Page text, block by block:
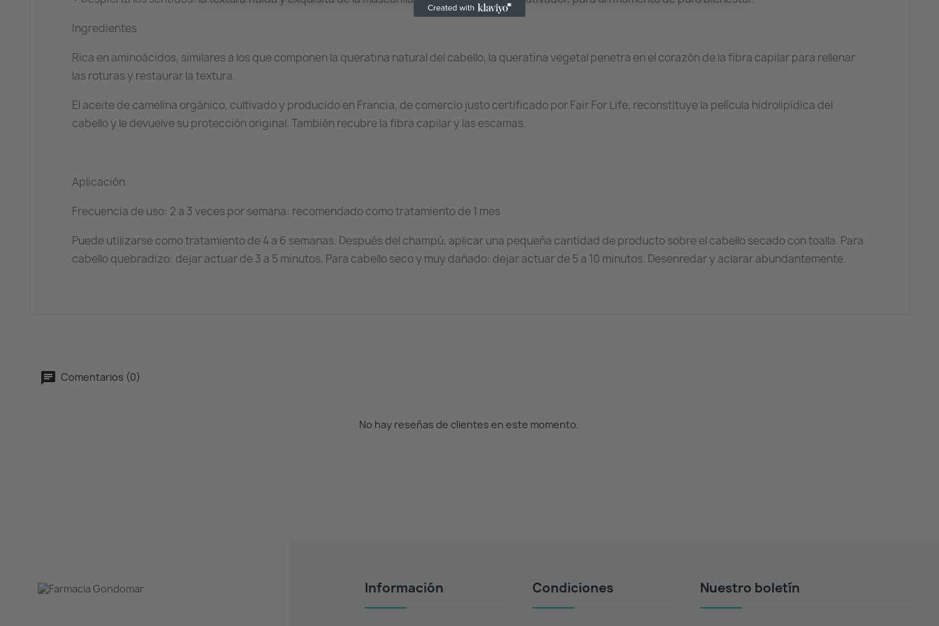
Ingredientes
Rica en aminoácidos, similares a los que componen la queratina natural del cabello, la queratina vegetal penetra en el corazón de la fibra capilar para rellenar
las roturas y restaurar la textura.
El aceite de camelina orgánico, cultivado y producido en Francia, de comercio justo certificado por Fair For Life, reconstituye la película hidrolipídica del
cabello y le devuelve su protección original. También recubre la fibra capilar y las escamas.
Aplicación
Frecuencia de uso: 2 a 3 veces por semana: recomendado como tratamiento de 1 mes
Puede utilizarse como tratamiento de 4 a 6 semanas. Después del champú, aplicar una pequeña cantidad de producto sobre el cabello secado con toalla. Para
cabello quebradizo: dejar actuar de 3 a 5 minutos. Para cabello seco y muy dañado: dejar actuar de 5 a 10 minutos. Desenredar y aclarar abundantemente.
Comentarios (0)
No hay reseñas de clientes en este momento.
Información Condiciones Nuestro boletín